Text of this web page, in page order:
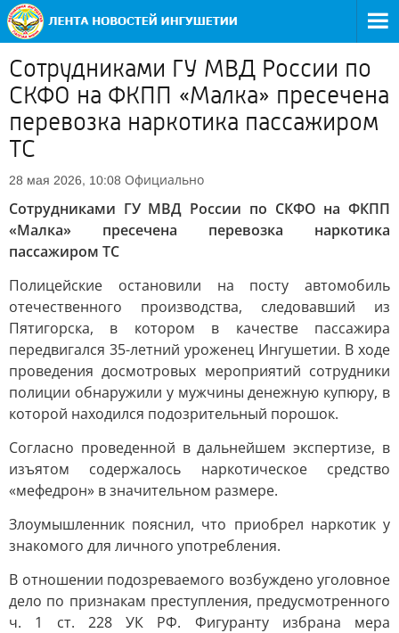
Сотрудниками ГУ МВД России по
СКФО на ФКПП «Малка» пресечена
перевозка наркотика пассажиром
ТС
28 мая 2026, 10:08 Официально
Сотрудниками ГУ МВД России по СКФО на ФКПП
«Малка» пресечена перевозка наркотика
пассажиром ТС
Полицейские остановили на посту автомобиль
отечественного производства, следовавший из
Пятигорска, в котором в качестве пассажира
передвигался 35-летний уроженец Ингушетии. В ходе
проведения досмотровых мероприятий сотрудники
полиции обнаружили у мужчины денежную купюру, в
которой находился подозрительный порошок.
Согласно проведенной в дальнейшем экспертизе, в
изъятом содержалось наркотическое средство
«мефедрон» в значительном размере.
Злоумышленник пояснил, что приобрел наркотик у
знакомого для личного употребления.
В отношении подозреваемого возбуждено уголовное
дело по признакам преступления, предусмотренного
ч. 1 ст. 228 УК РФ. Фигуранту избрана мера